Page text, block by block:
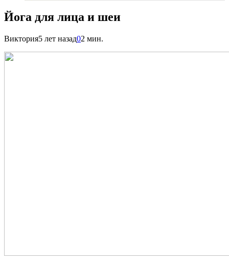
Йога для лица и шеи
Виктория5 лет назад02 мин.